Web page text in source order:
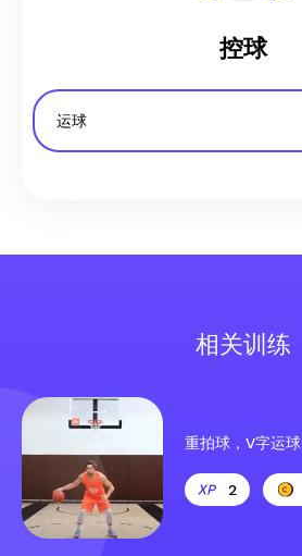
控球
运球
相关训练
重拍球，V字运球
2